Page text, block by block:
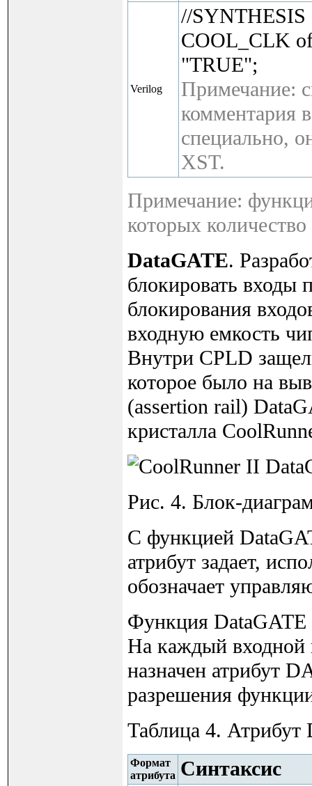
Verilog
//SYNTHESIS
COOL_CLK
"TRUE";
Примечание:
комментария
специально,
XST.
Примечание:
которых
DataGATE.
блокировать
блокирования
входную емкость
Внутри CPLD
которое было на
(assertion rail)
кристалла
Рис. 4. Блок-
С функцией
атрибут задает,
обозначает
Функция DataGATE
На каждый входной
назначен атрибут
разрешения
Таблица 4.
Формат
атрибута Синтаксис